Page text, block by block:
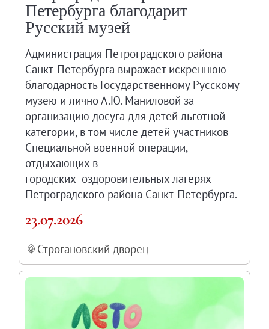
Петербурга благодарит
Русский музей
Администрация Петроградского района
Санкт-Петербурга выражает искреннюю
благодарность Государственному Русскому
музею и лично А.Ю. Маниловой за
организацию досуга для детей льготной
категории, в том числе детей участников
Специальной военной операции,
отдыхающих в
городских оздоровительных лагерях
Петроградского района Санкт-Петербурга.
23.07.2026
Строгановский дворец